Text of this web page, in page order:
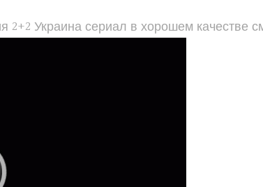
2+2 Украина сериал в хорошем качестве